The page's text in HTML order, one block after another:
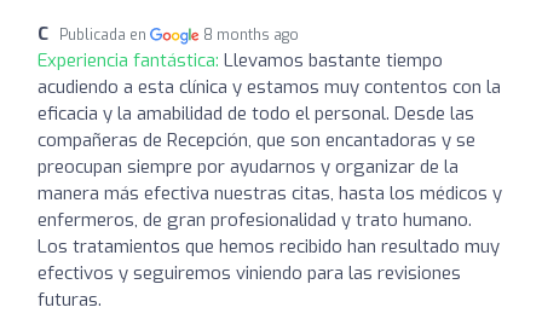
C Publicada en 8 months ago
Experiencia fantástica: Llevamos bastante tiempo
acudiendo a esta clínica y estamos muy contentos con la
eficacia y la amabilidad de todo el personal. Desde las
compañeras de Recepción, que son encantadoras y se
preocupan siempre por ayudarnos y organizar de la
manera más efectiva nuestras citas, hasta los médicos y
enfermeros, de gran profesionalidad y trato humano.
Los tratamientos que hemos recibido han resultado muy
efectivos y seguiremos viniendo para las revisiones
futuras.